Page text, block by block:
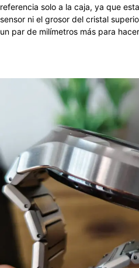
referencia solo a la caja, ya que
sensor ni el grosor del cristal
un par de milímetros más para